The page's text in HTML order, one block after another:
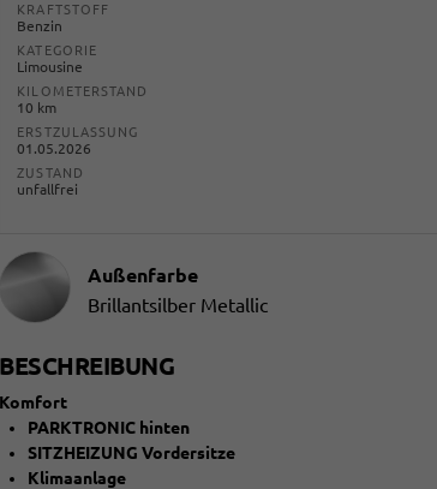
KRAFTSTOFF
Benzin
KATEGORIE
Limousine
KILOMETERSTAND
10 km
ERSTZULASSUNG
01.05.2026
ZUSTAND
unfallfrei
Außenfarbe
Brillantsilber Metallic
BESCHREIBUNG
Komfort
PARKTRONIC hinten
SITZHEIZUNG Vordersitze
Klimaanlage